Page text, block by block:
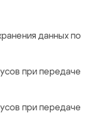
данных по
при передаче
при передаче